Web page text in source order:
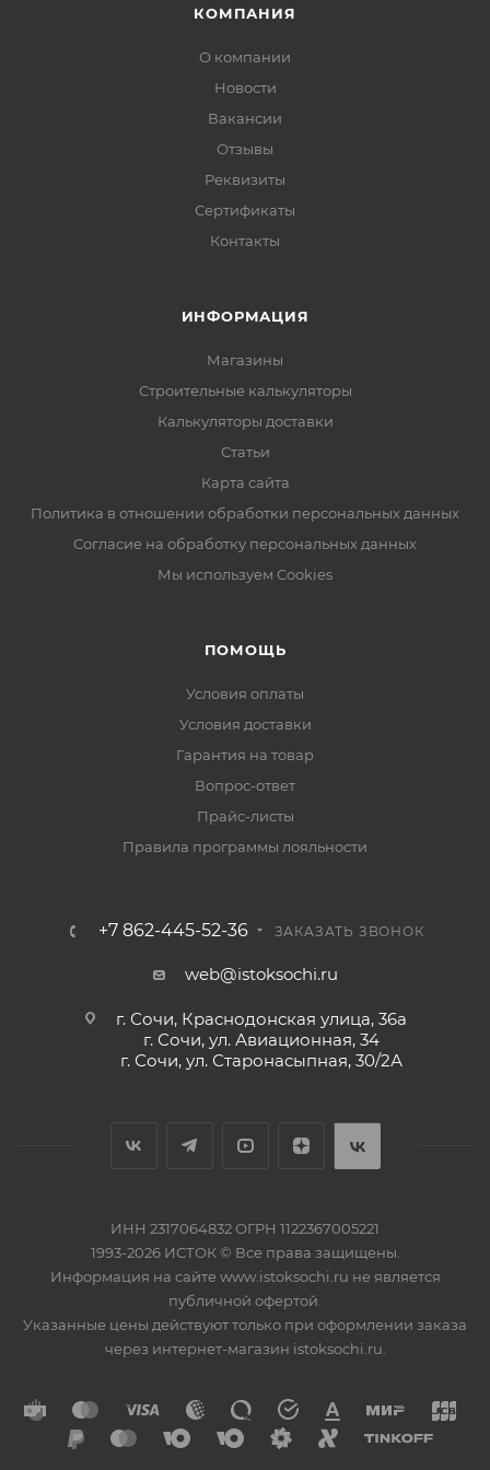
КОМПАНИЯ
О компании
Новости
Вакансии
Отзывы
Реквизиты
Сертификаты
Контакты
ИНФОРМАЦИЯ
Магазины
Строительные калькуляторы
Калькуляторы доставки
Статьи
Карта сайта
Политика в отношении обработки персональных данных
Согласие на обработку персональных данных
Мы используем Cookies
ПОМОЩЬ
Условия оплаты
Условия доставки
Гарантия на товар
Вопрос-ответ
Прайс-листы
Правила программы лояльности
+7 862-445-52-36 ЗАКАЗАТЬ ЗВОНОК
web@istoksochi.ru
г. Сочи, Краснодонская улица, 36а
г. Сочи, ул. Авиационная, 34
г. Сочи, ул. Старонасыпная, 30/2А
ИНН 2317064832 ОГРН 1122367005221
1993-2026 ИСТОК © Все права защищены.
Информация на сайте www.istoksochi.ru не является
публичной офертой.
Указанные цены действуют только при оформлении заказа
через интернет-магазин istoksochi.ru.